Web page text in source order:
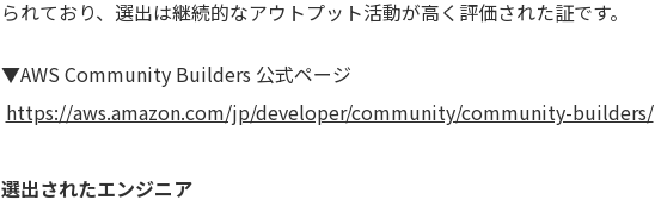
られており、選出は継続的なアウトプット活動が高く評価された証です。
▼AWS Community Builders 公式ページ
https://aws.amazon.com/jp/developer/community/community-builders/
選出されたエンジニア